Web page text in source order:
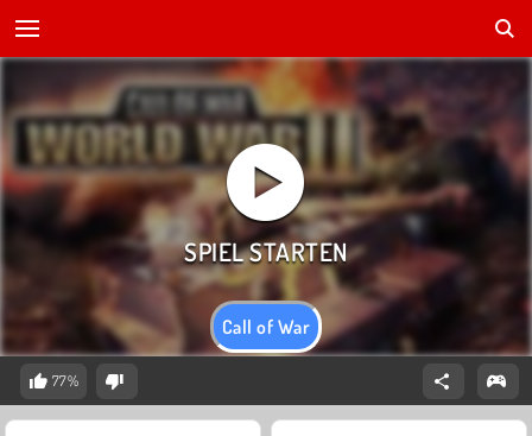
Call of War
77%